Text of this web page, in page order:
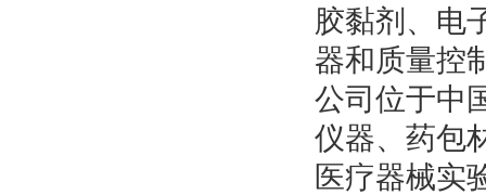
胶黏剂、电
器和质量控
公司位于中
仪器、药包
医疗器械实